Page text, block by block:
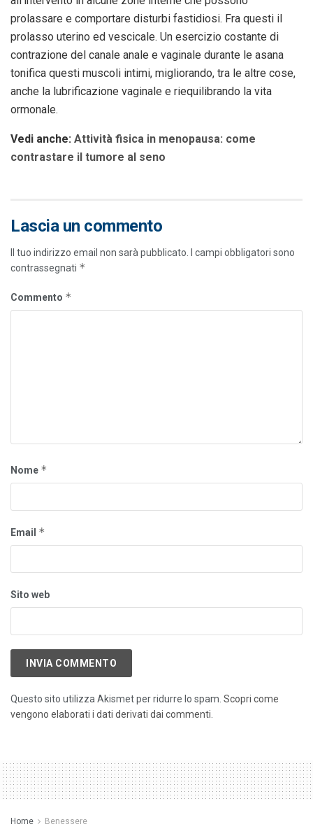
prolassare e comportare disturbi fastidiosi. Fra questi il
prolasso uterino ed vescicale. Un esercizio costante di
contrazione del canale anale e vaginale durante le asana
tonifica questi muscoli intimi, migliorando, tra le altre cose,
anche la lubrificazione vaginale e riequilibrando la vita
ormonale.
Vedi anche: Attività fisica in menopausa: come
contrastare il tumore al seno
Lascia un commento
Il tuo indirizzo email non sarà pubblicato.
I campi obbligatori sono
contrassegnati *
Commento *
Nome *
Email *
Sito web
Questo sito utilizza Akismet per ridurre lo spam. Scopri come
vengono elaborati i dati derivati dai commenti.
Home Benessere